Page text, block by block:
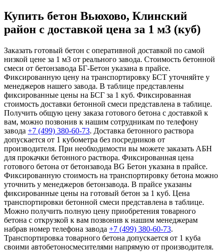
Купить бетон Вьюхово, Клинский
район с доставкой цена за 1 м3 (куб)
Заказать готовый бетон с оперативной доставкой по самой
низкой цене за 1 м3 от реального завода. Стоимость бетонной
смеси от бетонзавода БГ-Бетон указана в прайсе.
Фиксированную цену на транспортировку БСТ уточняйте у
менеджеров нашего завода. В таблице представлены
фиксированные цены на БСГ за 1 куб. Фиксированная
стоимость доставки бетонной смеси представлена в таблице.
Получить общую цену заказа готового бетона с доставкой к
вам, можно позвонив к нашим сотрудникам по телефону
завода +7 (499) 380-60-73. Доставка бетонного раствора
допускается от 1 кубометра без посредников от
производителя. При необходимости вы можете заказать АБН
для прокачки бетонного раствора. Фиксированная цена
готового бетона от бетонзавода BG Бетон указана в прайсе.
Фиксированную стоимость на транспортировку бетона можно
уточнить у менеджеров бетонзавода. В прайсе указаны
фиксированные цены на готовый бетон за 1 куб. Цена
транспортировки бетонной смеси представлена в таблице.
Можно получить полную цену приобретения товарного
бетона с открузкой к вам позвонив к нашим менеджерам
набрав номер телефона завода +7 (499) 380-60-73.
Транспортировка товарного бетона допускается от 1 куба
своими автобетоносмесителями напрямую от производителя.